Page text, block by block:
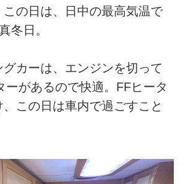
の日は、日中の最高気温で
冬日。
カーは、エンジンを切って
ーがあるので快適。FFヒータ
この日は車内で過ごすこと